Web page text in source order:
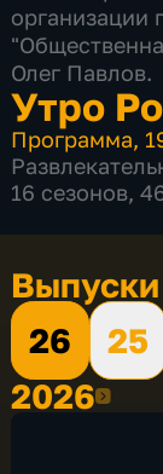
организации
Олег Павлов.
Утро
Программа,
16 сезонов,
Выпуски
26
25
20262026